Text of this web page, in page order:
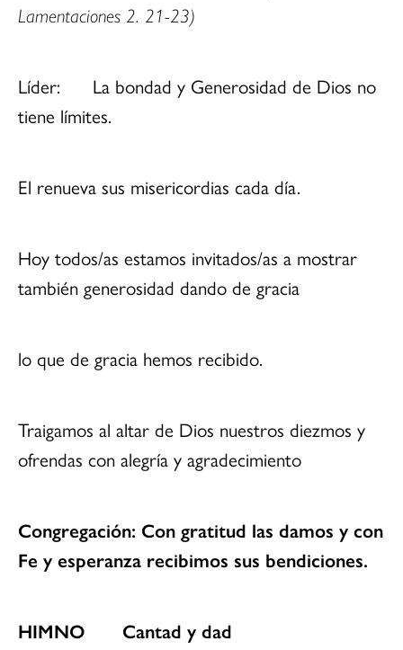
Lamentaciones 2. 21-23)
Líder: La bondad y Generosidad de Dios no
tiene límites.
El renueva sus misericordias cada día.
Hoy todos/as estamos invitados/as a mostrar
también generosidad dando de gracia
lo que de gracia hemos recibido.
Traigamos al altar de Dios nuestros diezmos y
ofrendas con alegría y agradecimiento
Congregación: Con gratitud las damos y con
Fe y esperanza recibimos sus bendiciones.
HIMNO Cantad y dad